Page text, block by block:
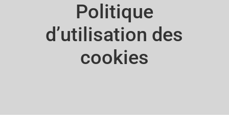
Politique
d’utilisation des
cookies